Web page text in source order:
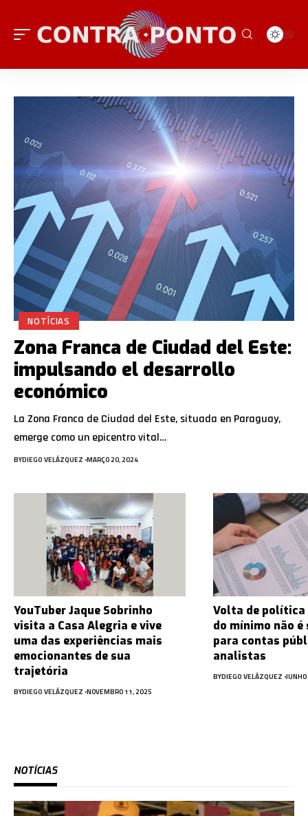
NOTÍCIAS
Zona Franca de Ciudad del Este:
impulsando el desarrollo
económico
La Zona Franca de Ciudad del Este, situada en Paraguay,
emerge como un epicentro vital…
BYDIEGO VELÁZQUEZ MARÇO 20, 2024
YouTuber Jaque Sobrinho
visita a Casa Alegria e vive
uma das experiências mais
emocionantes de sua
trajetória
BYDIEGO VELÁZQUEZ NOVEMBRO 11, 2025
Volta de política
do mínimo não
para contas
analistas
BYDIEGO VELÁZQUEZ
NOTÍCIAS